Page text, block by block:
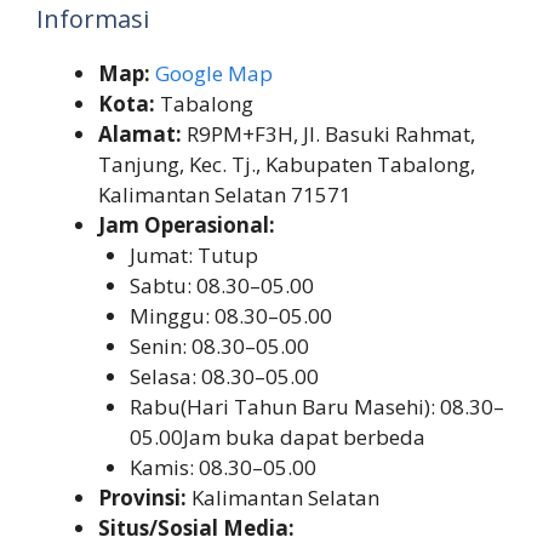
Informasi
Map: Google Map
Kota: Tabalong
Alamat: R9PM+F3H, Jl. Basuki Rahmat,
Tanjung, Kec. Tj., Kabupaten Tabalong,
Kalimantan Selatan 71571
Jam Operasional:
Jumat: Tutup
Sabtu: 08.30–05.00
Minggu: 08.30–05.00
Senin: 08.30–05.00
Selasa: 08.30–05.00
Rabu(Hari Tahun Baru Masehi): 08.30–
05.00Jam buka dapat berbeda
Kamis: 08.30–05.00
Provinsi: Kalimantan Selatan
Situs/Sosial Media: